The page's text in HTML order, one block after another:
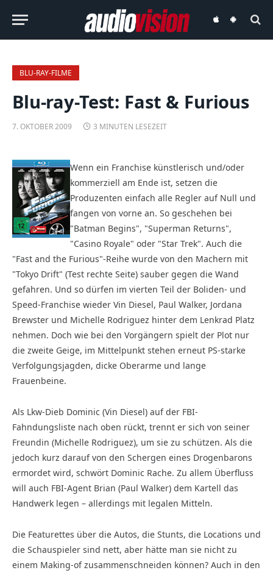
audiovisionaudiovision
BLU-RAY-FILME
Blu-ray-Test: Fast & Furious
7. OKTOBER 2009 3 MINUTEN LESEZEIT
Wenn ein Franchise künstlerisch und/oder
kommerziell am Ende ist, setzen die
Produzenten einfach alle Regler auf Null und
fangen von vorne an. So geschehen bei
"Batman Begins", "Superman Returns",
"Casino Royale" oder "Star Trek". Auch die
"Fast and the Furious"-Reihe wurde von den Machern mit
"Tokyo Drift" (Test rechte Seite) sauber gegen die Wand
gefahren. Und so dürfen im vierten Teil der Boliden- und
Speed-Franchise wieder Vin Diesel, Paul Walker, Jordana
Brewster und Michelle Rodriguez hinter dem Lenkrad Platz
nehmen. Doch wie bei den Vorgängern spielt der Plot nur
die zweite Geige, im Mittelpunkt stehen erneut PS-starke
Verfolgungsjagden, dicke Oberarme und lange
Frauenbeine.
Als Lkw-Dieb Dominic (Vin Diesel) auf der FBI-
Fahndungsliste nach oben rückt, trennt er sich von seiner
Freundin (Michelle Rodriguez), um sie zu schützen. Als die
jedoch kurz darauf von den Schergen eines Drogenbarons
ermordet wird, schwört Dominic Rache. Zu allem Überfluss
will auch FBI-Agent Brian (Paul Walker) dem Kartell das
Handwerk legen – allerdings mit legalen Mitteln.
Die Featurettes über die Autos, die Stunts, die Locations und
die Schauspieler sind nett, aber hätte man sie nicht zu
einem Making-of zusammenschneiden können? Auch in den